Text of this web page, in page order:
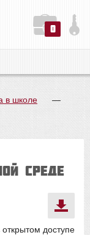
0
в школе
—
среде
доступе